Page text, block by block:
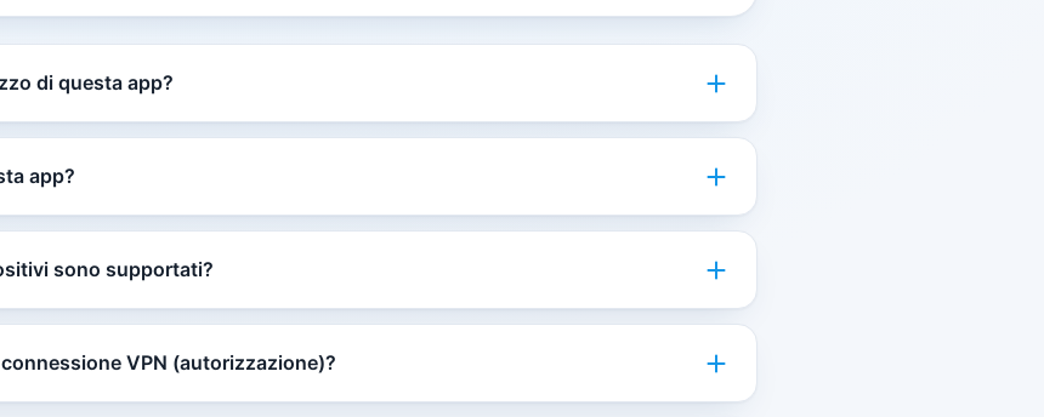
di questa app?
app?
sono supportati?
VPN (autorizzazione)?